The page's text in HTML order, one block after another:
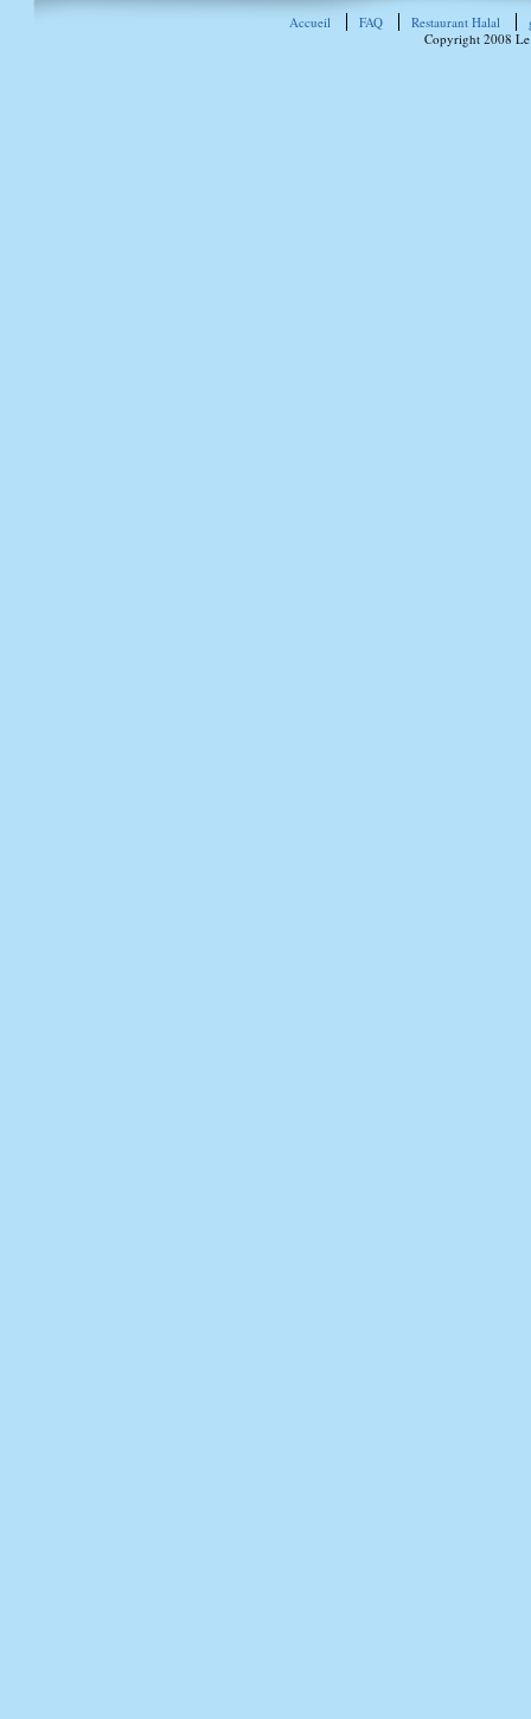
Accueil FAQ Restaurant Halal
Copyright 2008